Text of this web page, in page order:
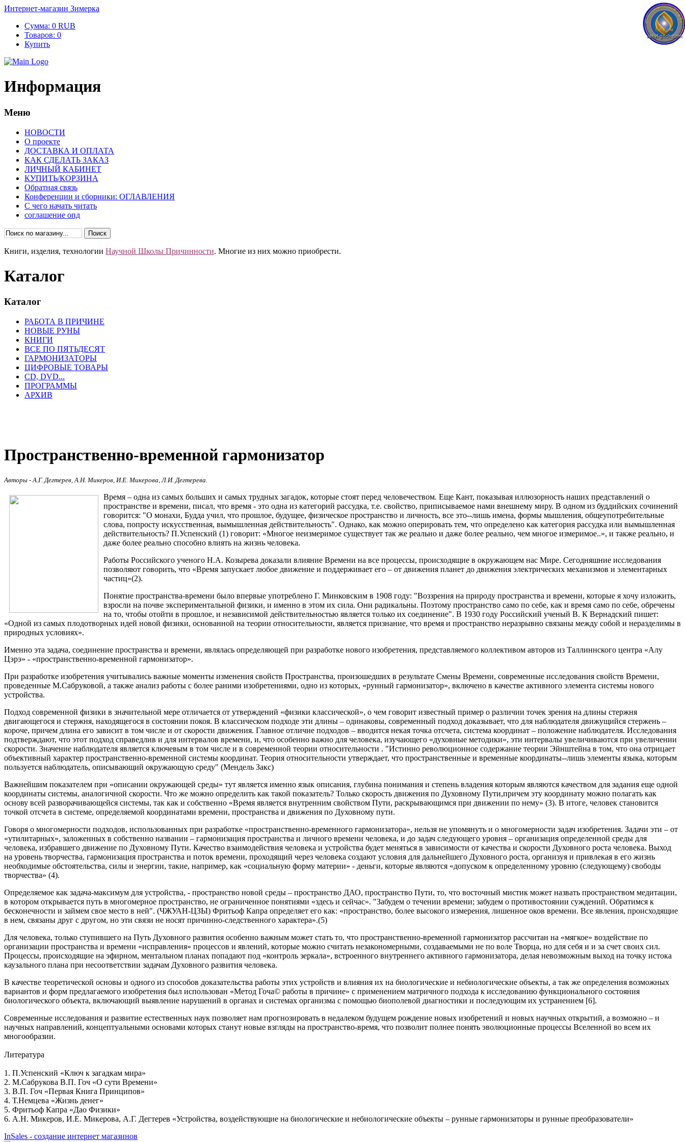
Интернет-магазин Зимерка
Сумма: 0 RUB
Товаров: 0
Купить
Информация
Меню
НОВОСТИ
О проекте
ДОСТАВКА И ОПЛАТА
КАК СДЕЛАТЬ ЗАКАЗ
ЛИЧНЫЙ КАБИНЕТ
КУПИТЬ/КОРЗИНА
Обратная связь
Конференции и сборники: ОГЛАВЛЕНИЯ
С чего начать читать
соглашение опд
Книги, изделия, технологии Научной Школы Причинности. Многие из них можно приобрести.
Каталог
Каталог
РАБОТА В ПРИЧИНЕ
НОВЫЕ РУНЫ
КНИГИ
ВСЕ ПО ПЯТЬДЕСЯТ
ГАРМОНИЗАТОРЫ
ЦИФРОВЫЕ ТОВАРЫ
CD, DVD...
ПРОГРАММЫ
АРХИВ
Пространственно-временной гармонизатор
Авторы - А.Г. Дегтерев, А.Н. Микеров, И.Е. Микерова, Л.И. Дегтерева.
Время – одна из самых больших и самых трудных загадок, которые стоят перед человечеством. Еще Кант, показывая иллюзорность наших представлений о
пространстве и времени, писал, что время - это одна из категорий рассудка, т.е. свойство, приписываемое нами внешнему миру. В одном из буддийских сочинений
говорится: "О монахи, Будда учил, что прошлое, будущее, физическое пространство и личность, все это--лишь имена, формы мышления, общеупотребительные
слова, попросту искусственная, вымышленная действительность". Однако, как можно оперировать тем, что определено как категория рассудка или вымышленная
действительность? П.Успенский (1) говорит: «Многое неизмеримое существует так же реально и даже более реально, чем многое измеримое..», и также реально, и
даже более реально способно влиять на жизнь человека.
Работы Российского ученого Н.А. Козырева доказали влияние Времени на все процессы, происходящие в окружающем нас Мире. Сегодняшние исследования
позволяют говорить, что «Время запускает любое движение и поддерживает его – от движения планет до движения электрических механизмов и элементарных
частиц»(2).
Понятие пространства-времени было впервые употреблено Г. Минковским в 1908 году: "Воззрения на природу пространства и времени, которые я хочу изложить,
взросли на почве экспериментальной физики, и именно в этом их сила. Они радикальны. Поэтому пространство само по себе, как и время само по себе, обречены
на то, чтобы отойти в прошлое, и независимой действительностью является только их соединение". В 1930 году Российский ученый В. К Вернадский пишет:
«Одной из самых плодотворных идей новой физики, основанной на теории относительности, является признание, что время и пространство неразрывно связаны между собой и неразделимы в
природных условиях».
Именно эта задача, соединение пространства и времени, являлась определяющей при разработке нового изобретения, представляемого коллективом авторов из Таллиннского центра «Алу
Цэрэ» - «пространственно-временной гармонизатор».
При разработке изобретения учитывались важные моменты изменения свойств Пространства, произошедших в результате Смены Времени, современные исследования свойств Времени,
проведенные М.Сабруковой, а также анализ работы с более раними изобретениями, одно из которых, «рунный гармонизатор», включено в качестве активного элемента системы нового
устройства.
Подход современной физики в значительной мере отличается от утверждений «физики классической», о чем говорит известный пример о различии точек зрения на длины стержня
двигающегося и стержня, находящегося в состоянии покоя. В классическом подходе эти длины – одинаковы, современный подход доказывает, что для наблюдателя движущийся стержень –
короче, причем длина его зависит в том числе и от скорости движения. Главное отличие подходов – вводится некая точка отсчета, система координат – положение наблюдателя. Исследования
подтверждают, что этот подход справедлив и для интервалов времени, и, что особенно важно для человека, изучающего «духовные методики», эти интервалы увеличиваются при увеличении
скорости. Значение наблюдателя является ключевым в том числе и в современной теории относительности . "Истинно революционное содержание теории Эйнштейна в том, что она отрицает
объективный характер пространственно-временной системы координат. Теория относительности утверждает, что пространственные и временные координаты--лишь элементы языка, которым
пользуется наблюдатель, описывающий окружающую среду" (Мендель Закс)
Важнейшим показателем при «описании окружающей среды» тут является именно язык описания, глубина понимания и степень владения которым являются качеством для задания еще одной
координаты системы, аналогичной скорости. Что же можно определить как такой показатель? Только скорость движения по Духовному Пути,причем эту координату можно полагать как
основу всей разворачивающейся системы, так как и собственно «Время является внутренним свойством Пути, раскрывающимся при движении по нему» (3). В итоге, человек становится
точкой отсчета в системе, определяемой координатами времени, пространства и движения по Духовному пути.
Говоря о многомерности подходов, использованных при разработке «пространственно-временного гармонизатора», нельзя не упомянуть и о многомерности задач изобретения. Задачи эти – от
«утилитарных», заложенных в собственно названии – гармонизация пространства и личного времени человека, и до задач следующего уровня – организация определенной среды для
человека, избравшего движение по Духовному Пути. Качество взаимодействия человека и устройства будет меняться в зависимости от качества и скорости Духовного роста человека. Выход
на уровень творчества, гармонизация пространства и поток времени, проходящий через человека создают условия для дальнейшего Духовного роста, организуя и привлекая в его жизнь
необходимые обстоятельства, силы и энергии, такие, например, как «социальную форму материи» - деньги, которые являются «допуском к определенному уровню (следующему) свободы
творчества» (4).
Определяемое как задача-максимум для устройства, - пространство новой среды – пространство ДАО, пространство Пути, то, что восточный мистик может назвать пространством медитации,
в котором открывается путь в многомерное пространство, не ограниченное понятиями «здесь и сейчас». "Забудем о течении времени; забудем о противостоянии суждений. Обратимся к
бесконечности и займем свое место в ней". (ЧЖУАН-ЦЗЫ) Фритьоф Капра определяет его как: «пространство, более высокого измерения, лишенное оков времени. Все явления, происходящие
в нем, связаны друг с другом, но эти связи не носят причинно-следственного характера».(5)
Для человека, только ступившего на Путь Духовного развития особенно важным может стать то, что пространственно-временной гармонизатор рассчитан на «мягкое» воздействие по
организации пространства и времени «исправления» процессов и явлений, которые можно считать незакономерными, создаваемыми не по воле Творца, но для себя и и за счет своих сил.
Процессы, происходящие на эфирном, ментальном планах попадают под «контроль зеркала», встроенного внутреннего активного гармонизатора, делая невозможным выход на точку истока
каузального плана при несоответствии задачам Духовного развития человека.
В качестве теоретической основы и одного из способов доказательства работы этих устройств и влияния их на биологические и небиологические объекты, а так же определения возможных
вариантов и форм предлагаемого изобретения был использован «Метод Гоча© работы в причине» с применением матричного подхода к исследованию функционального состояния
биологического объекта, включающий выявление нарушений в органах и системах организма с помощью биополевой диагностики и последующим их устранением [6].
Современные исследования и развитие естественных наук позволяет нам прогнозировать в недалеком будущем рождение новых изобретений и новых научных открытий, а возможно – и
научных направлений, концептуальными основами которых станут новые взгляды на пространство-время, что позволит полнее понять эволюционные процессы Вселенной во всем их
многообразии.
Литература
1. П.Успенский «Ключ к загадкам мира»
2. М.Сабрукова В.П. Гоч «О сути Времени»
3. В.П. Гоч «Первая Книга Принципов»
4. Т.Немцева «Жизнь денег»
5. Фритьоф Капра «Дао Физики»
6. А.Н. Микеров, И.Е. Микерова, А.Г. Дегтерев «Устройства, воздействующие на биологические и небиологические объекты – рунные гармонизаторы и рунные преобразователи»
InSales - создание интернет магазинов